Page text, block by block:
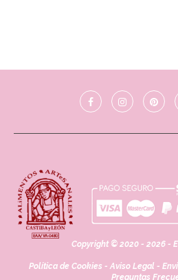
Copyright © 2020 - 2026 -
Política de Cookies - Aviso Legal -
Preguntas